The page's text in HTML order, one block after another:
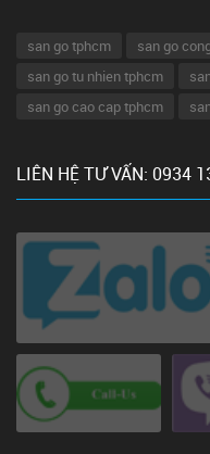
san go tphcm
san go
san go tu nhien tphcm
san go cao cap tphcm
LIÊN HỆ TƯ VẤN: 0934